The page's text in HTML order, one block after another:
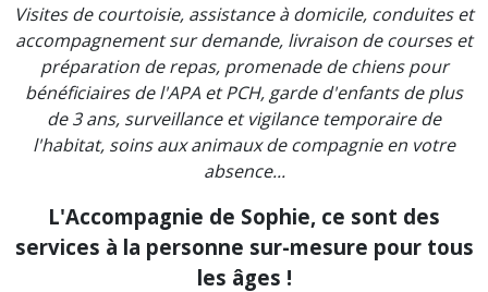
Visites de courtoisie, assistance à domicile, conduites et
accompagnement sur demande, livraison de courses et
préparation de repas, promenade de chiens pour
bénéficiaires de l'APA et PCH, garde d'enfants de plus
de 3 ans, surveillance et vigilance temporaire de
l'habitat, soins aux animaux de compagnie en votre
absence...
L'Accompagnie de Sophie, ce sont des
services à la personne sur-mesure pour tous
les âges !